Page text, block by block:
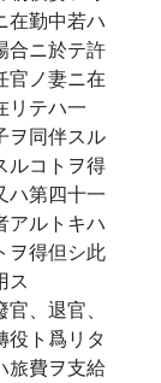
在勤中若ハ
合ニ於テ許
官ノ妻ニ在
リテハ一
ヲ同伴スル
ルコトヲ得
ハ第四十一
アルトキハ
ヲ得但シ此
ス
、退官、
役ト爲リタ
旅費ヲ支給